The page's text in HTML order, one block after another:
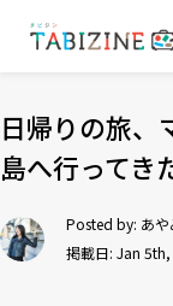
日帰りの旅、
島へ行ってき
Posted by: あや
掲載日: Jan